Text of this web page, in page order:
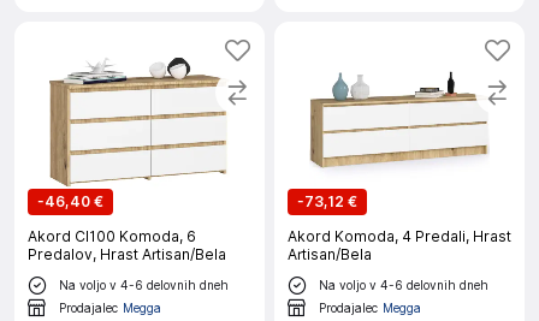
-46,40 €
Akord Cl100 Komoda, 6
Predalov, Hrast Artisan/Bela
Na voljo v 4-6 delovnih dneh
Prodajalec Megga
-73,12 €
Akord Komoda, 4 Predali, Hrast
Artisan/Bela
Na voljo v 4-6 delovnih dneh
Prodajalec Megga